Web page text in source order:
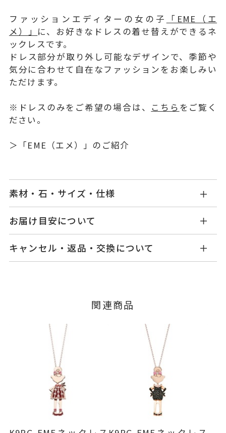
ファッションエディターの女の子
「EME（エ
メ）」 に、お好きなドレスの着せ替えができるネ
ックレスです。
ドレス部分が取り外し可能なデザインで、季節や
気分に合わせて自在なファッションをお楽しみい
ただけます。
※ドレスのみをご希望の場合は、 こちら をご覧く
ださい。
＞ 「EME（エメ）」 のご紹介
素材・石・サイズ・仕様
品番
GL0841N41WDPE9
素材
ールド/K18イエローゴールド
/エ
ダイヤモンド0.005ct
※石の色味には多少の個体差がご
0.01ct
リングサイズ
お届け目安について
せ。
ご注文およびご入金確認後、以下の日程にて発送
■お届け目安が「3営業日以内に発送」の商品
例：金曜日17時までのご注文→翌週火曜日までに
発送いたします。
■お届け目安が「約1ヶ月半以内～」の商品
ご注文いただいてから在庫状況を確認いたしま
・在庫のご用意ができる場合： 約1週間～1ヶ月以
キャンセル・返品・交換について
ージの購入履歴一覧よりご注文状況をご確認いた
ご注文状況が「注文済み」の場合に限り、キャ
ンセルを承ります。
メンバーシップ未登録のお客さまは、お問い合
わせフォームよりご連絡ください。
返品・交換以下の場合、商品の返品・交換・返金
は承りかねます。
・一度ご使用になった商品
関連商品